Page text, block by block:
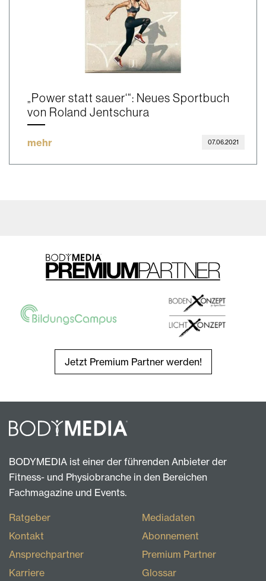
„Power statt sauer‘“: Neues Sportbuch
von Roland Jentschura
mehr 07.06.2021
Jetzt Premium Partner werden!
BODYMEDIA ist einer der führenden Anbieter der
Fitness- und Physiobranche in den Bereichen
Fachmagazine und Events.
Ratgeber
Kontakt
Ansprechpartner
Karriere
Mediadaten
Abonnement
Premium Partner
Glossar